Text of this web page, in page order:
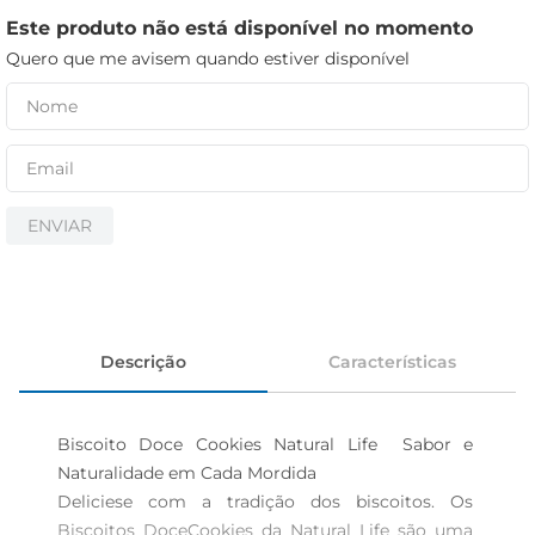
Este produto não está disponível no momento
Quero que me avisem quando estiver disponível
ENVIAR
Descrição Características
Biscoito Doce Cookies Natural Life  Sabor e
Naturalidade em Cada Mordida
Deliciese com a tradição dos biscoitos. Os
Biscoitos DoceCookies da Natural Life são uma
papel higiênico
cerveja